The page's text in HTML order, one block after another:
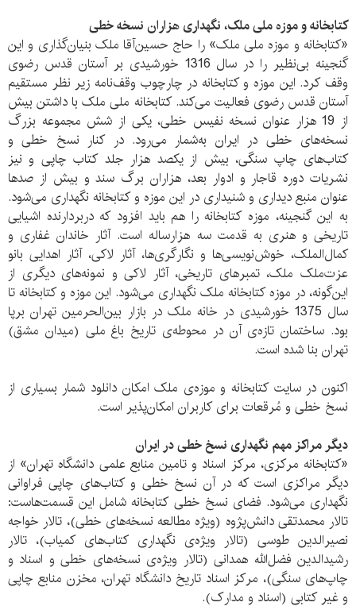
کتابخانه و موزه‌ ملی ملک، نگهداری هزاران نسخه‌ خطی
«کتابخانه و موزه‌ ملی ملک» را حاج حسین‌آقا ملک بنیان‌گذاری و این
گنجینه‌ بی‌نظیر را در سال 1316 خورشیدی بر آستان قدس رضوی
وقف کرد. این موزه و کتابخانه در چارچوب وقف‌نامه زیر نظر مستقیم
آستان قدس رضوی فعالیت می‌کند. کتابخانه ملی ملک با داشتن بیش
از 19 هزار عنوان نسخه‌ نفیس خطی، یکی از شش مجموعه‌ بزرگ
نسخه‌های خطی در ایران به‌شمار می‌رود. در کنار نسخ خطی و
کتاب‌های چاپ سنگی، بیش از یکصد هزار جلد کتاب چاپی و نیز
نشریات دوره‌ قاجار و ادوار بعد، هزاران برگ سند و بیش از صدها
عنوان منبع دیداری و شنیداری در این موزه و کتابخانه نگهداری می‌شود.
به این گنجینه، موزه‌ کتابخانه را هم باید افزود که دربردارنده‌ اشیایی
تاریخی و هنری به قدمت سه هزارساله است. آثار خاندان غفاری و
کمال‌الملک، خوش‌نویسی‌ها و نگارگری‌ها، آثار لاکی، آثار اهدایی بانو
عزت‌ملک ملک، تمبرهای تاریخی، آثار لاکی و نمونه‌های دیگری از
این‌گونه، در موزه‌ کتابخانه‌ ملک نگهداری می‌شود. این موزه و کتابخانه تا
سال 1375 خورشیدی در خانه‌ ملک در بازار بین‌الحرمین تهران برپا
بود. ساختمان تازه‌ی آن در محوطه‌ی تاریخ باغ ملی (میدان مشق)
تهران بنا شده است.
اکنون در سایت کتابخانه و موزه‌ی ملک امکان دانلود شمار بسیاری از
نسخ خطی و مُرقعات برای کاربران امکان‌پذیر است.
دیگر مراکز مهم نگهداری نسخ خطی در ایران
«کتابخانه‌ مرکزی، مرکز اسناد و تامین منابع علمی دانشگاه تهران» از
دیگر مراکزی است که در آن نسخ خطی و کتاب‌های چاپی فراوانی
نگهداری می‌شود. فضای نسخ خطی کتابخانه شامل این قسمت‌هاست:
تالار محمدتقی دانش‌پژوه (ویژه‌ مطالعه‌ نسخه‌های خطی)، تالار خواجه
نصیرالدین طوسی (تالار ویژه‌ی نگهداری کتاب‌های کمیاب)، تالار
رشیدالدین فضل‌الله همدانی (تالار ویژه‌ی نسخه‌های خطی و اسناد و
چاپ‌های سنگی)، مرکز اسناد تاریخ دانشگاه تهران، مخزن منابع چاپی
و غیر کتابی (اسناد و مدارک).